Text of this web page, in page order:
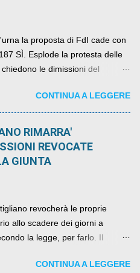
la proposta di FdI cade con
SÌ. Esplode la protesta delle
le dimissioni del
CONTINUA A LEGGERE
RIMARRA'
REVOCATE
GIUNTA
revocherà le proprie
allo scadere dei giorni a
la legge, per farlo. Il
il contrario.
CONTINUA A LEGGERE